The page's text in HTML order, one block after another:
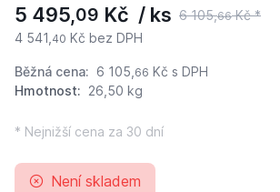
5 495,09 Kč / ks 6 105,66Kč *
4 541, 40 Kč bez DPH
Běžná cena: 6 105, 66 Kč s DPH
Hmotnost: 26,50 kg
* Nejnižší cena za 30 dní
Není skladem